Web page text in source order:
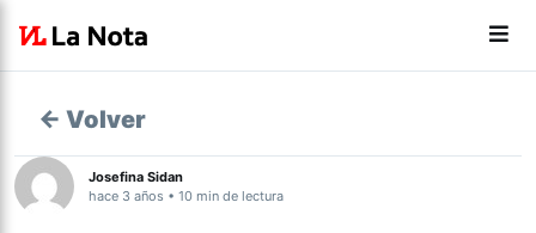
← Volver
Josefina Sidan
hace 3 años • 10 min de lectura